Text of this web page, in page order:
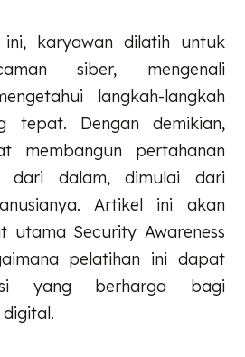
ini, karyawan dilatih untuk
siber, mengenali
langkah-langkah
tepat. Dengan demikian,
membangun pertahanan
dari dalam, dimulai dari
Artikel ini akan
utama Security Awareness
pelatihan ini dapat
yang berharga bagi